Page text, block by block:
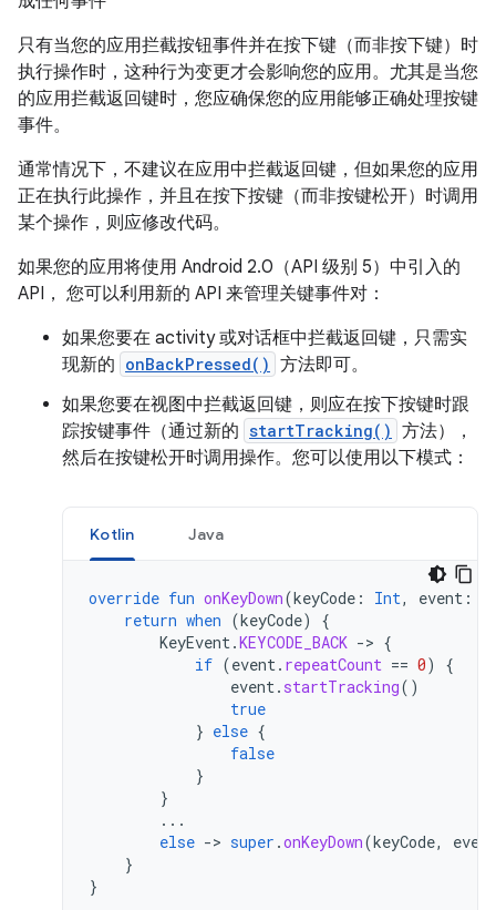
只有当您的应用拦截按钮事件并在按下键（而非按下键）时
执行操作时，这种行为变更才会影响您的应用。尤其是当您
的应用拦截返回键时，您应确保您的应用能够正确处理按键
事件。
通常情况下，不建议在应用中拦截返回键，但如果您的应用
正在执行此操作，并且在按下按键（而非按键松开）时调用
某个操作，则应修改代码。
如果您的应用将使用 Android 2.0（API 级别 5）中引入的
API， 您可以利用新的 API 来管理关键事件对：
如果您要在 activity 或对话框中拦截返回键，只需实
现新的 onBackPressed() 方法即可。
如果您要在视图中拦截返回键，则应在按下按键时跟
踪按键事件（通过新的 startTracking() 方法），
然后在按键松开时调用操作。您可以使用以下模式：
Kotlin Java
override fun onKeyDown(keyCode : Int, event :
return when (keyCode)
{
KeyEvent.KEYCODE_BACK -> {
if (event. repeatCount == 0)
{
event. startTracking()
true
} else {
false
}
}
...
else -> super .onKeyDown(keyCode,
event
}
}